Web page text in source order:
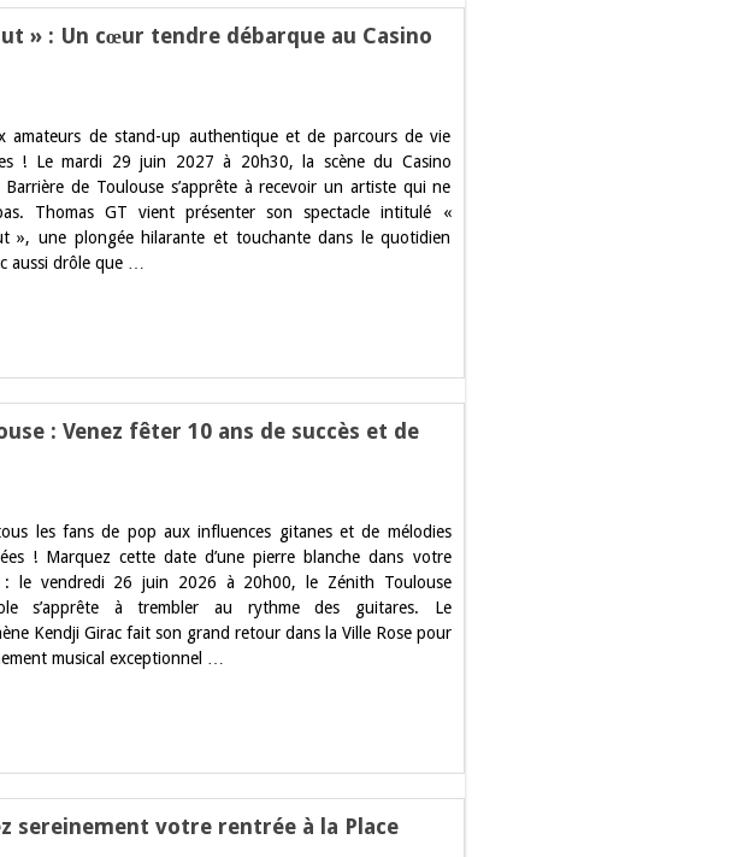
» : Un cœur tendre débarque au Casino
»
amateurs de stand-up authentique et de parcours de vie
! Le mardi 29 juin 2027 à 20h30, la scène du Casino
Barrière de Toulouse s’apprête à recevoir un artiste qui ne
Thomas GT vient présenter son spectacle intitulé «
», une plongée hilarante et touchante dans le quotidien
aussi drôle que …
: Venez fêter 10 ans de succès et de
les fans de pop aux influences gitanes et de mélodies
! Marquez cette date d’une pierre blanche dans votre
: le vendredi 26 juin 2026 à 20h00, le Zénith Toulouse
s’apprête à trembler au rythme des guitares. Le
Kendji Girac fait son grand retour dans la Ville Rose pour
musical exceptionnel …
sereinement votre rentrée à la Place